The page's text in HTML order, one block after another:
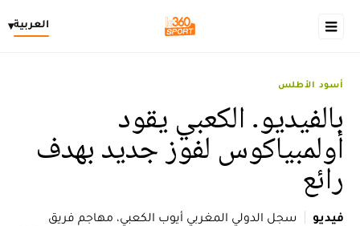
العربية▾
أسود الأطلس
بالفيديو. الكعبي يقود
أولمبياكوس لفوز جديد بهدف
رائع
فيديو
سجل الدولي المغربي أيوب الكعبي، مهاجم فريق